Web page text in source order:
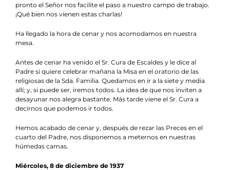
pronto el Señor nos facilite el paso a nuestro campo de trabajo.
¡Qué bien nos vienen estas charlas!
Ha llegado la hora de cenar y nos acomodamos en nuestra
mesa.
Antes de cenar ha venido el Sr. Cura de Escaldes y le dice al
Padre si quiere celebrar mañana la Misa en el oratorio de las
religiosas de la Sda. Familia. Quedamos en ir a la siete y media
allí; y, si puede ser, iremos todos. La idea de que nos inviten a
desayunar nos alegra bastante. Más tarde viene el Sr. Cura a
decirnos que podemos ir todos.
Hemos acabado de cenar y, después de rezar las Preces en el
cuarto del Padre, nos disponemos a meternos en nuestras
húmedas camas.
Miércoles, 8 de diciembre de 1937